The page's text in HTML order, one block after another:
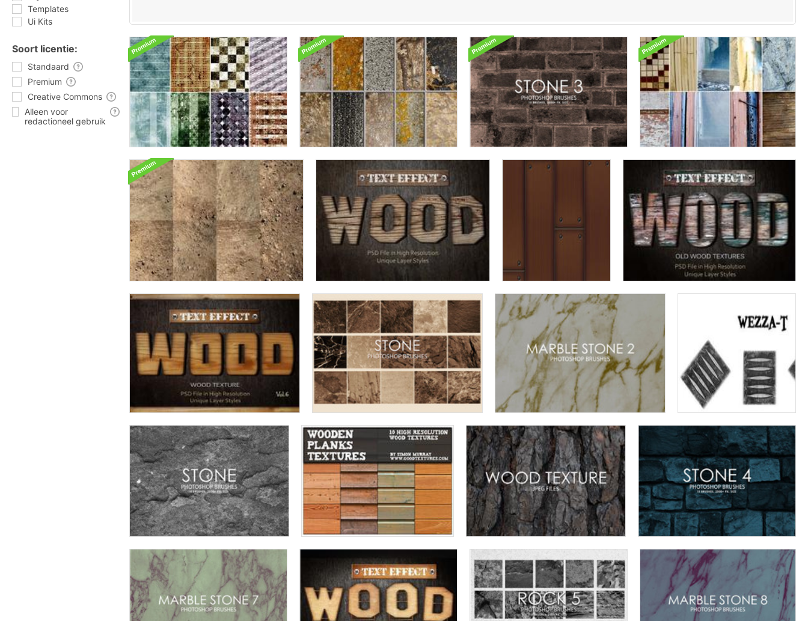
Templates
Ui Kits
Soort licentie:
Standaard
Premium
Creative Commons
Alleen voor
redactioneel gebruik